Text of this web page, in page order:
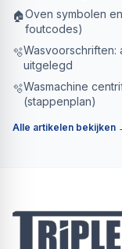
🏠Oven symbolen
foutcodes)
🫧Wasvoorschriften:
uitgelegd
🫧Wasmachine
(stappenplan)
Alle artikelen bekijken